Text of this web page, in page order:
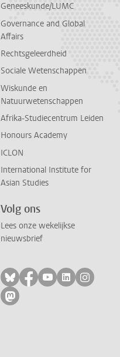
Geneeskunde/LUMC
Governance and Global
Affairs
Rechtsgeleerdheid
Sociale Wetenschappen
Wiskunde en
Natuurwetenschappen
Afrika-Studiecentrum Leiden
Honours Academy
ICLON
International Institute for
Asian Studies
Volg ons
Lees onze wekelijkse
nieuwsbrief
Volg ons op bluesky
Volg ons op
Volg ons op
Volg ons
Volg
Volg ons op mastodon